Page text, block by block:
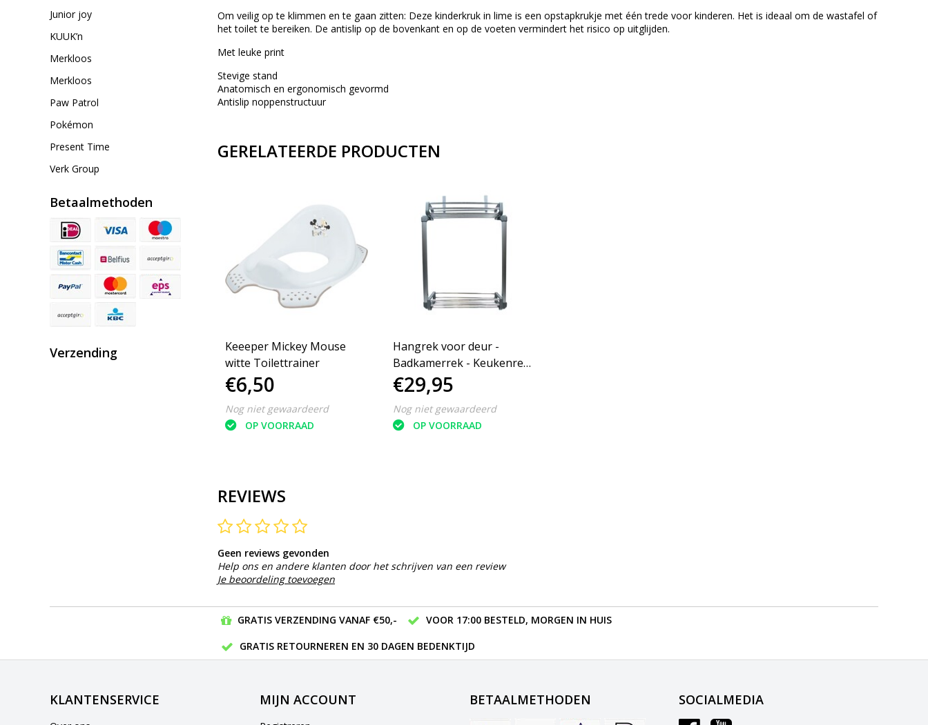
Junior joy
KUUK’n
Merkloos
Merkloos
Paw Patrol
Pokémon
Present Time
Verk Group
Betaalmethoden
Verzending
Om veilig op te klimmen en te gaan zitten: Deze kinderkruk in lime is een opstapkrukje met één trede voor kinderen. Het is ideaal om de wastafel of
het toilet te bereiken. De antislip op de bovenkant en op de voeten vermindert het risico op uitglijden.
Met leuke print
Stevige stand
Anatomisch en ergonomisch gevormd
Antislip noppenstructuur
GERELATEERDE PRODUCTEN
Keeeper Mickey Mouse
witte Toilettrainer
€6,50
Nog niet gewaardeerd
OP VOORRAAD
Hangrek voor deur -
Badkamerrek - Keukenrek
- Doucherek XL - Badkamer
organizer
€29,95
Nog niet gewaardeerd
OP VOORRAAD
REVIEWS
Geen reviews gevonden
Help ons en andere klanten door het schrijven van een review
Je beoordeling toevoegen
GRATIS VERZENDING VANAF €50,-
VOOR 17:00 BESTELD, MORGEN IN HUIS
GRATIS RETOURNEREN EN 30 DAGEN BEDENKTIJD
KLANTENSERVICE MIJN ACCOUNT BETAALMETHODEN SOCIALMEDIA